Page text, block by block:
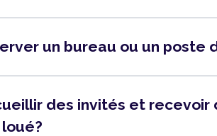
un bureau ou un poste
des invités et